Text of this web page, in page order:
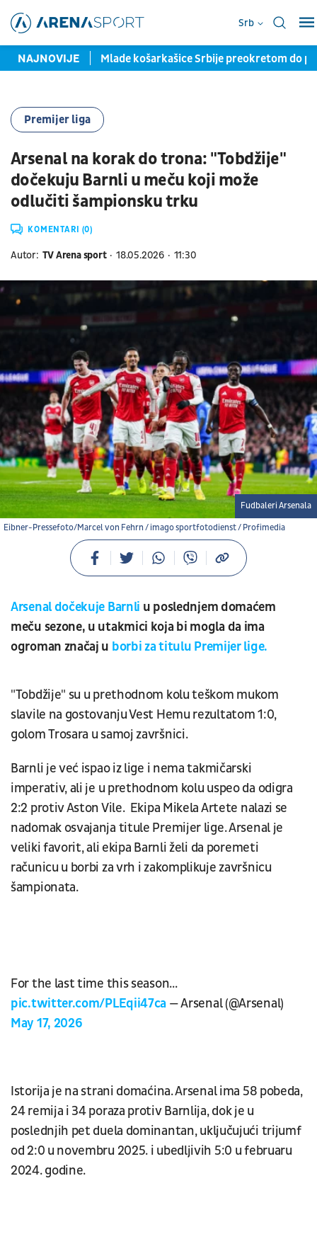
Srb
NAJNOVIJE
novom "odelu" Mlade košarkašice Srbije preokretom do
Premijer liga
Arsenal na korak do trona: "Tobdžije"
dočekuju Barnli u meču koji može
odlučiti šampionsku trku
KOMENTARI (0)
Autor: TV Arena sport 18.05.2026 11:30
Eibner-Pressefoto/Marcel von Fehrn / imago sportfotodienst / Profimedia
Fudbaleri Arsenala
Arsenal dočekuje Barnli u poslednjem domaćem
meču sezone, u utakmici koja bi mogla da ima
ogroman značaj u borbi za titulu Premijer lige.
"Tobdžije" su u prethodnom kolu teškom mukom
slavile na gostovanju Vest Hemu rezultatom 1:0,
golom Trosara u samoj završnici.
Barnli je već ispao iz lige i nema takmičarski
imperativ, ali je u prethodnom kolu uspeo da odigra
2:2 protiv Aston Vile. Ekipa Mikela Artete nalazi se
nadomak osvajanja titule Premijer lige. Arsenal je
veliki favorit, ali ekipa Barnli želi da poremeti
računicu u borbi za vrh i zakomplikuje završnicu
šampionata.
For the last time this season...
pic.twitter.com/PLEqii47ca — Arsenal (@Arsenal)
May 17, 2026
Istorija je na strani domaćina. Arsenal ima 58 pobeda,
24 remija i 34 poraza protiv Barnlija, dok je u
poslednjih pet duela dominantan, uključujući trijumf
od 2:0 u novembru 2025. i ubedljivih 5:0 u februaru
2024. godine.